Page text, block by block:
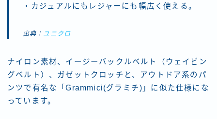
・カジュアルにもレジャーにも幅広く使える。
出典： ユニクロ
ナイロン素材、イージーバックルベルト（ウェイビン
グベルト）、ガゼットクロッチと、アウトドア系のパ
ンツで有名な「Grammici(グラミチ)」に似た仕様にな
っています。